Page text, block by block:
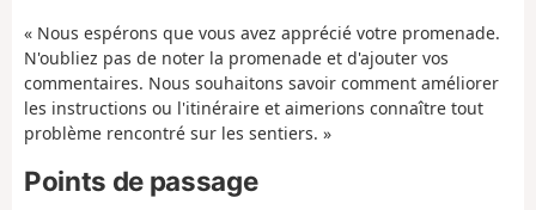
« Nous espérons que vous avez apprécié votre promenade.
N'oubliez pas de noter la promenade et d'ajouter vos
commentaires. Nous souhaitons savoir comment améliorer
les instructions ou l'itinéraire et aimerions connaître tout
problème rencontré sur les sentiers. »
Points de passage